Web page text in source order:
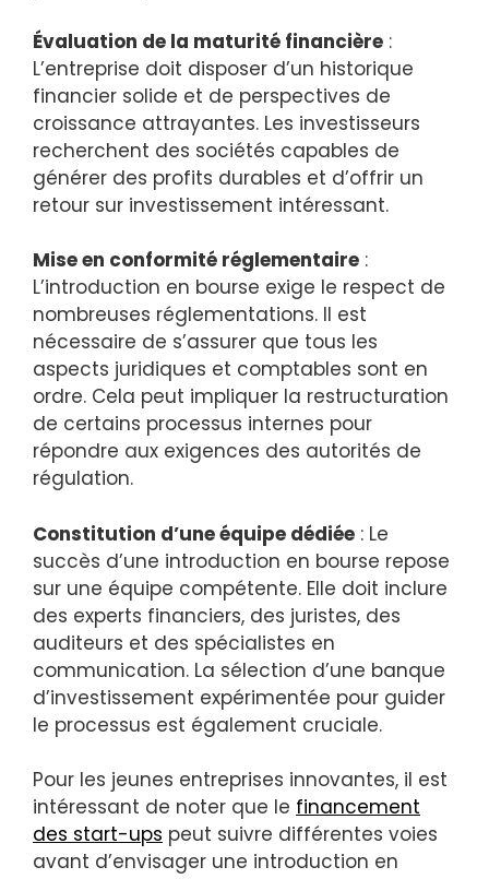
Évaluation de la maturité financière :
L’entreprise doit disposer d’un historique
financier solide et de perspectives de
croissance attrayantes. Les investisseurs
recherchent des sociétés capables de
générer des profits durables et d’offrir un
retour sur investissement intéressant.
Mise en conformité réglementaire :
L’introduction en bourse exige le respect de
nombreuses réglementations. Il est
nécessaire de s’assurer que tous les
aspects juridiques et comptables sont en
ordre. Cela peut impliquer la restructuration
de certains processus internes pour
répondre aux exigences des autorités de
régulation.
Constitution d’une équipe dédiée : Le
succès d’une introduction en bourse repose
sur une équipe compétente. Elle doit inclure
des experts financiers, des juristes, des
auditeurs et des spécialistes en
communication. La sélection d’une banque
d’investissement expérimentée pour guider
le processus est également cruciale.
Pour les jeunes entreprises innovantes, il est
intéressant de noter que le financement
des start-ups peut suivre différentes voies
avant d’envisager une introduction en